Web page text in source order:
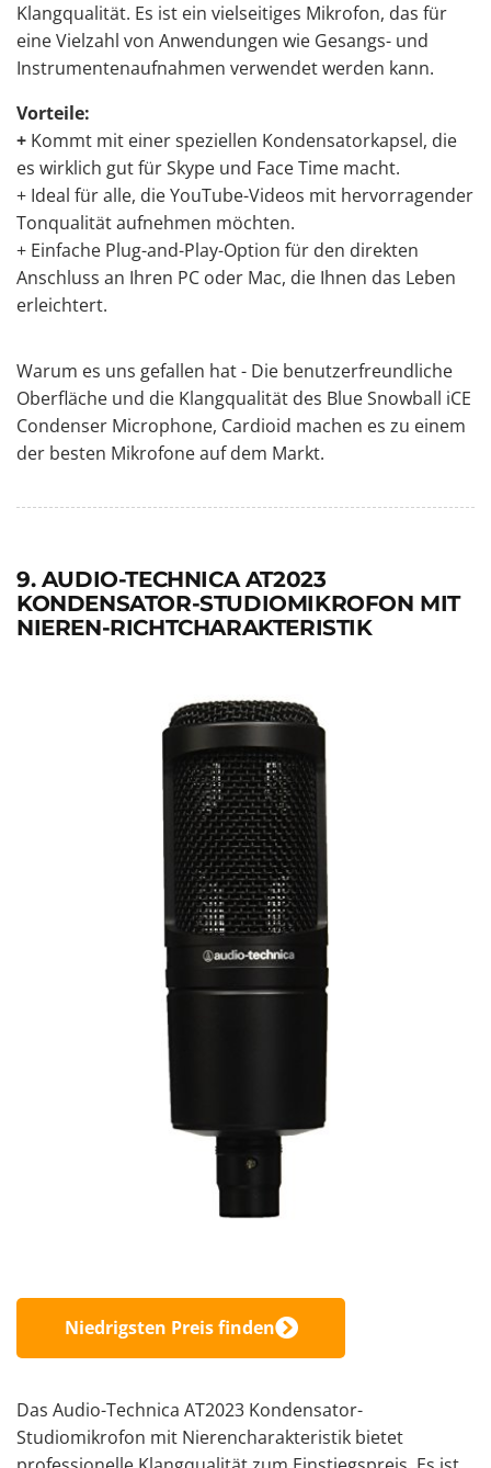
Klangqualität. Es ist ein vielseitiges Mikrofon, das für
eine Vielzahl von Anwendungen wie Gesangs- und
Instrumentenaufnahmen verwendet werden kann.
Vorteile:
+ Kommt mit einer speziellen Kondensatorkapsel, die
es wirklich gut für Skype und Face Time macht.
+ Ideal für alle, die YouTube-Videos mit hervorragender
Tonqualität aufnehmen möchten.
+ Einfache Plug-and-Play-Option für den direkten
Anschluss an Ihren PC oder Mac, die Ihnen das Leben
erleichtert.
Warum es uns gefallen hat - Die benutzerfreundliche
Oberfläche und die Klangqualität des Blue Snowball iCE
Condenser Microphone, Cardioid machen es zu einem
der besten Mikrofone auf dem Markt.
9. AUDIO-TECHNICA AT2023
KONDENSATOR-STUDIOMIKROFON MIT
NIEREN-RICHTCHARAKTERISTIK
Niedrigsten Preis finden
Das Audio-Technica AT2023 Kondensator-
Studiomikrofon mit Nierencharakteristik bietet